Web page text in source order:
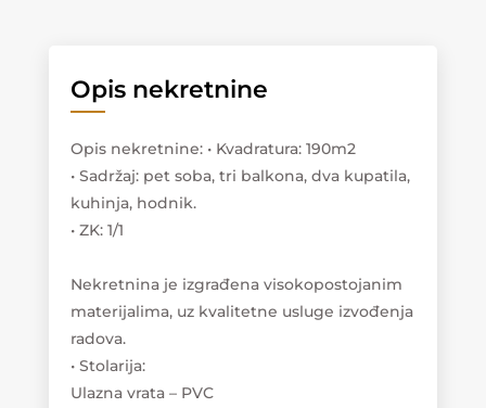
Opis nekretnine
Opis nekretnine: • Kvadratura: 190m2
• Sadržaj: pet soba, tri balkona, dva kupatila,
kuhinja, hodnik.
• ZK: 1/1
Nekretnina je izgrađena visokopostojanim
materijalima, uz kvalitetne usluge izvođenja
radova.
• Stolarija:
Ulazna vrata – PVC